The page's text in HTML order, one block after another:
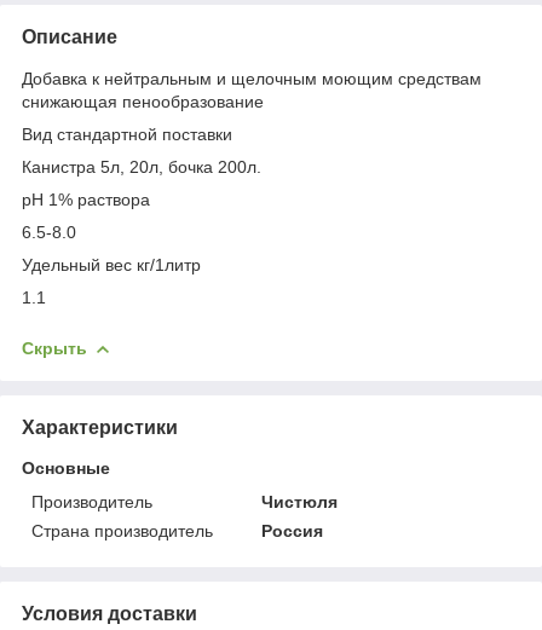
Описание
Добавка к нейтральным и щелочным моющим средствам
снижающая пенообразование
Вид стандартной поставки
Канистра 5л, 20л, бочка 200л.
pH 1% раствора
6.5-8.0
Удельный вес кг/1литр
1.1
Скрыть
Характеристики
Основные
Производитель
Чистюля
Страна производитель
Россия
Условия доставки